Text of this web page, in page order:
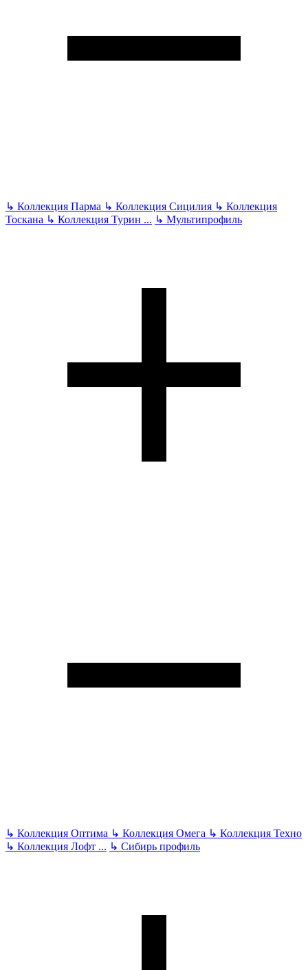
↳ Коллекция Парма ↳ Коллекция Сицилия ↳ Коллекция
Тоскана ↳ Коллекция Турин ... ↳ Мультипрофиль
↳ Коллекция Оптима ↳ Коллекция Омега ↳ Коллекция Техно
↳ Коллекция Лофт ... ↳ Сибирь профиль